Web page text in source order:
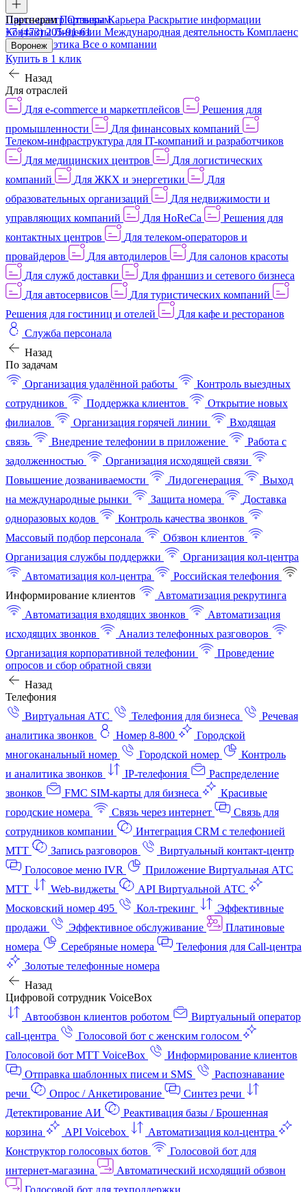
Пресс-центрОтзывыКарьера Раскрытие информации
КонтактыЛицензии Международная деятельность Комплаенс
и деловая этика Все о компании
ПартнерамПартнерам
+7 (473) 205-91-61
Воронеж
Купить в 1 клик
Назад
Для отраслей
Для e-commerce и маркетплейсов
Решения для
промышленности
Для финансовых компаний
Телеком-инфраструктура для IT-компаний и разработчиков
Для медицинских центров
Для логистических
компаний
Для ЖКХ и энергетики
Для
образовательных организаций
Для недвижимости и
управляющих компаний
Для HoReCa
Решения для
контактных центров
Для телеком-операторов и
провайдеров
Для автодилеров
Для салонов красоты
Для служб доставки
Для франшиз и сетевого бизнеса
Для автосервисов
Для туристических компаний
Решения для гостиниц и отелей
Для кафе и ресторанов
Служба персонала
Назад
По задачам
Организация удалённой работы
Контроль выездных
сотрудников
Поддержка клиентов
Открытие новых
филиалов
Организация горячей линии
Входящая
связь
Внедрение телефонии в приложение
Работа с
задолженностью
Организация исходящей связи
Повышение дозваниваемости
Лидогенерация
Выход
на международные рынки
Защита номера
Доставка
одноразовых кодов
Контроль качества звонков
Массовый подбор персонала
Обзвон клиентов
Организация службы поддержки
Организация кол-центра
Автоматизация кол-центра
Российская телефония
Информирование клиентов
Автоматизация рекрутинга
Автоматизация входящих звонков
Автоматизация
исходящих звонков
Анализ телефонных разговоров
Организация корпоративной телефонии
Проведение
опросов и сбор обратной связи
Назад
Телефония
Виртуальная АТС
Телефония для бизнеса
Речевая
аналитика звонков
Номер 8-800
Городской
многоканальный номер
Городской номер
Контроль
и аналитика звонков
IP-телефония
Распределение
звонков
FMC SIM-карты для бизнеса
Красивые
городские номера
Связь через интернет
Связь для
сотрудников компании
Интеграция CRM с телефонией
МТТ
Запись разговоров
Виртуальный контакт‑центр
Голосовое меню IVR
Приложение Виртуальная АТС
МТТ
Web-виджеты
API Виртуальной АТС
Московский номер 495
Кол-трекинг
Эффективные
продажи
Эффективное обслуживание
Платиновые
номера
Серебряные номера
Телефония для Call-центра
Золотые телефонные номера
Назад
Цифровой сотрудник VoiceBox
Автообзвон клиентов роботом
Виртуальный оператор
call-центра
Голосовой бот с женским голосом
Голосовой бот МТТ VoiceBox
Информирование клиентов
Отправка шаблонных писем и SMS
Распознавание
речи
Опрос / Анкетирование
Синтез речи
Детектирование АИ
Реактивация базы / Брошенная
корзина
API Voicebox
Автоматизация кол‑центра
Конструктор голосовых ботов
Голосовой бот для
интернет‑магазина
Автоматический исходящий обзвон
Голосовой бот для техподдержки